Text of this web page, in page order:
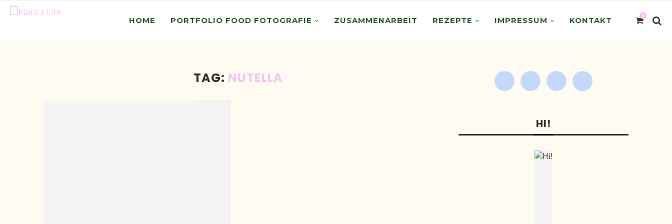
HOME PORTFOLIO FOOD FOTOGRAFIE ZUSAMMENARBEIT REZEPTE IMPRESSUM KONTAKT
0
TAG: NUTELLA
HI!